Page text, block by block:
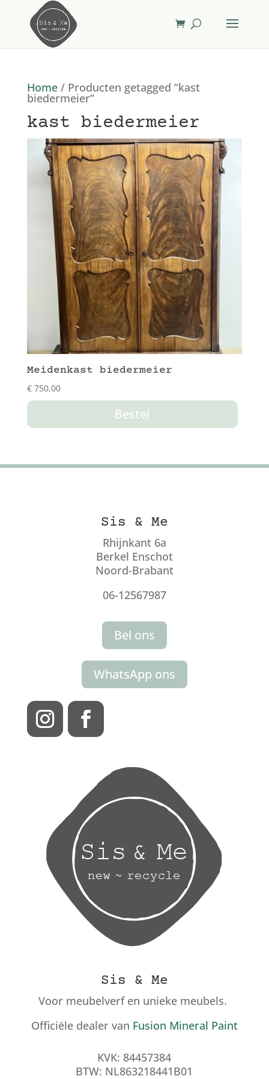
Home/ Producten getagged “kast
biedermeier”
kast biedermeier
Meidenkast biedermeier
€750,00
Bestel
Sis & Me
Rhijnkant 6a
Berkel Enschot
Noord-Brabant
06-12567987
Bel ons
WhatsApp ons
Sis & Me
Voor meubelverf en unieke meubels.
Officiële dealer van Fusion Mineral Paint
KVK: 84457384
BTW: NL863218441B01